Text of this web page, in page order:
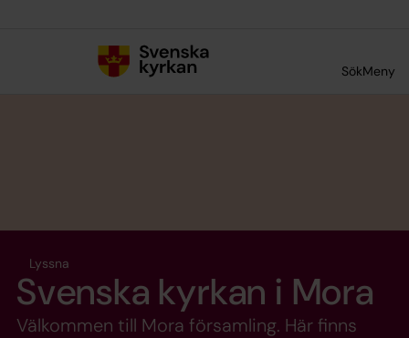
SökMeny
Lyssna
Svenska kyrkan i Mora
Välkommen till Mora församling. Här finns